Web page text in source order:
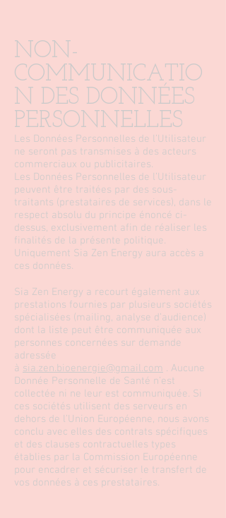
NON-
COMMUNICATIO
N DES DONNÉES
PERSONNELLES
Les Données Personnelles de l’Utilisateur
ne seront pas transmises à des acteurs
commerciaux ou publicitaires.
Les Données Personnelles de l’Utilisateur
peuvent être traitées par des sous-
traitants (prestataires de services), dans le
respect absolu du principe énoncé ci-
dessus, exclusivement afin de réaliser les
finalités de la présente politique.
Uniquement Sia Zen Energy aura accès a
ces données.
Sia Zen Energy a recourt également aux
prestations fournies par plusieurs sociétés
spécialisées (mailing, analyse d’audience)
dont la liste peut être communiquée aux
personnes concernées sur demande
adressée
à sia.zen.bioenergie@gmail.com . Aucune
Donnée Personnelle de Santé n’est
collectée ni ne leur est communiquée. Si
ces sociétés utilisent des serveurs en
dehors de l’Union Européenne, nous avons
conclu avec elles des contrats spécifiques
et des clauses contractuelles types
établies par la Commission Européenne
pour encadrer et sécuriser le transfert de
vos données à ces prestataires.